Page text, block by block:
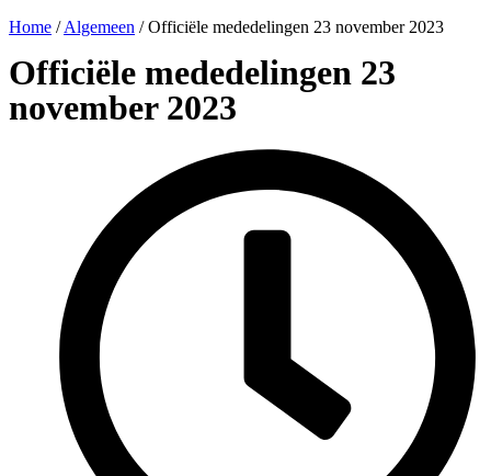
Home /Algemeen /Officiële mededelingen 23 november 2023
Officiële mededelingen 23
november 2023